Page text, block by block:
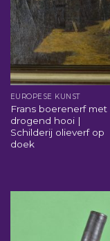
EUROPESE KUNST
Frans boerenerf met
drogend hooi |
Schilderij olieverf op
doek